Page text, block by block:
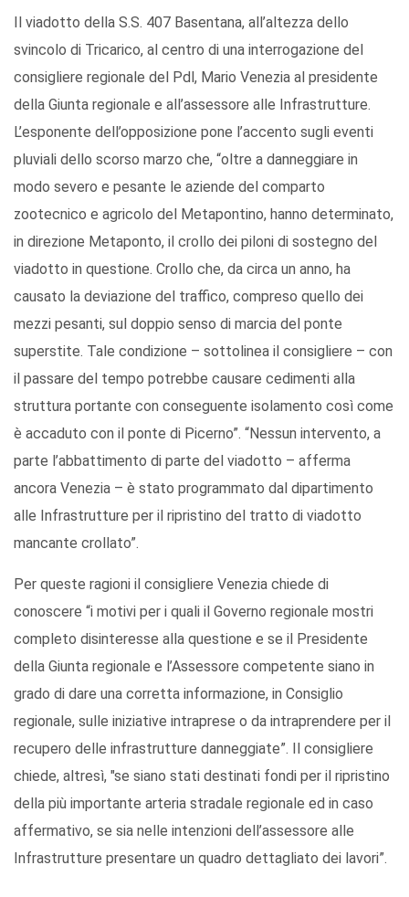
Il viadotto della S.S. 407 Basentana, all’altezza dello
svincolo di Tricarico, al centro di una interrogazione del
consigliere regionale del Pdl, Mario Venezia al presidente
della Giunta regionale e all’assessore alle Infrastrutture.
L’esponente dell’opposizione pone l’accento sugli eventi
pluviali dello scorso marzo che, “oltre a danneggiare in
modo severo e pesante le aziende del comparto
zootecnico e agricolo del Metapontino, hanno determinato,
in direzione Metaponto, il crollo dei piloni di sostegno del
viadotto in questione. Crollo che, da circa un anno, ha
causato la deviazione del traffico, compreso quello dei
mezzi pesanti, sul doppio senso di marcia del ponte
superstite. Tale condizione – sottolinea il consigliere – con
il passare del tempo potrebbe causare cedimenti alla
struttura portante con conseguente isolamento così come
è accaduto con il ponte di Picerno”. “Nessun intervento, a
parte l’abbattimento di parte del viadotto – afferma
ancora Venezia – è stato programmato dal dipartimento
alle Infrastrutture per il ripristino del tratto di viadotto
mancante crollato”.
Per queste ragioni il consigliere Venezia chiede di
conoscere “i motivi per i quali il Governo regionale mostri
completo disinteresse alla questione e se il Presidente
della Giunta regionale e l’Assessore competente siano in
grado di dare una corretta informazione, in Consiglio
regionale, sulle iniziative intraprese o da intraprendere per il
recupero delle infrastrutture danneggiate”. Il consigliere
chiede, altresì, "se siano stati destinati fondi per il ripristino
della più importante arteria stradale regionale ed in caso
affermativo, se sia nelle intenzioni dell’assessore alle
Infrastrutture presentare un quadro dettagliato dei lavori”.